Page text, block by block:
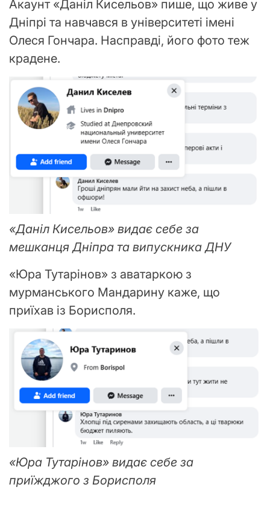
Акаунт «Даніл Кисельов» пише, що живе у
Дніпрі та навчався в університеті імені
Олеся Гончара. Насправді, його фото теж
крадене.
«Даніл Кисельов» видає себе за
мешканця Дніпра та випускника ДНУ
«Юра Тутарінов» з аватаркою з
мурманського Мандарину каже, що
приїхав із Борисполя.
«Юра Тутарінов» видає себе за
приїжджого з Борисполя